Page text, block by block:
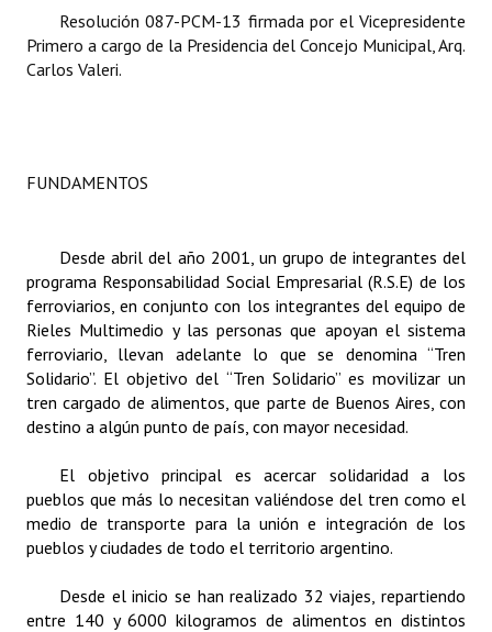
Proyectos Presentados
Dictámenes Asesoría Letrada
Ejecución Presupuestaria
NORMATIVA
Comunicaciones
Declaraciones
Resoluciones
Resoluciones de Presidencia
INSTITUCIONAL
Noticias Destacadas
Resolución 087-PCM-13 firmada por el Vicepresidente
Primero a cargo de la Presidencia del Concejo Municipal, Arq.
Carlos Valeri.
FUNDAMENTOS
Desde abril del año 2001, un grupo de integrantes del
programa Responsabilidad Social Empresarial (R.S.E) de los
ferroviarios, en conjunto con los integrantes del equipo de
Rieles Multimedio y las personas que apoyan el sistema
ferroviario, llevan adelante lo que se denomina “Tren
Solidario”. El objetivo del “Tren Solidario” es movilizar un
tren cargado de alimentos, que parte de Buenos Aires, con
destino a algún punto de país, con mayor necesidad.
El objetivo principal es acercar solidaridad a los
pueblos que más lo necesitan valiéndose del tren como el
medio de transporte para la unión e integración de los
pueblos y ciudades de todo el territorio argentino.
Desde el inicio se han realizado 32 viajes, repartiendo
entre 140 y 6000 kilogramos de alimentos en distintos